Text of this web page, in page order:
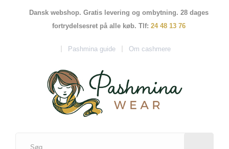
Dansk webshop. Gratis levering og ombytning. 28 dages
fortrydelsesret på alle køb. Tlf: 24 48 13 76
Pashmina guide Om cashmere